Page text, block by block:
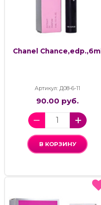
Chanel Chance,edp.,6ml
Артикул: Д08-6-11
90.00 руб.
В КОРЗИНУ